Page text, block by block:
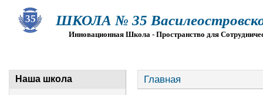
ШКОЛА № 35
Инновационная Школа - Пространство для
Наша школа Главная